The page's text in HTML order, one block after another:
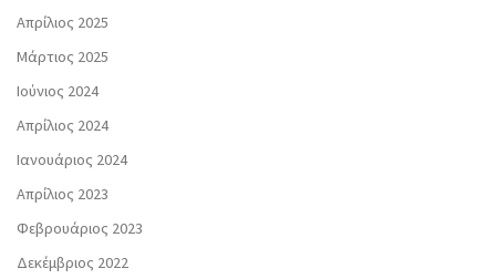
Απρίλιος 2025
Μάρτιος 2025
Ιούνιος 2024
Απρίλιος 2024
Ιανουάριος 2024
Απρίλιος 2023
Φεβρουάριος 2023
Δεκέμβριος 2022